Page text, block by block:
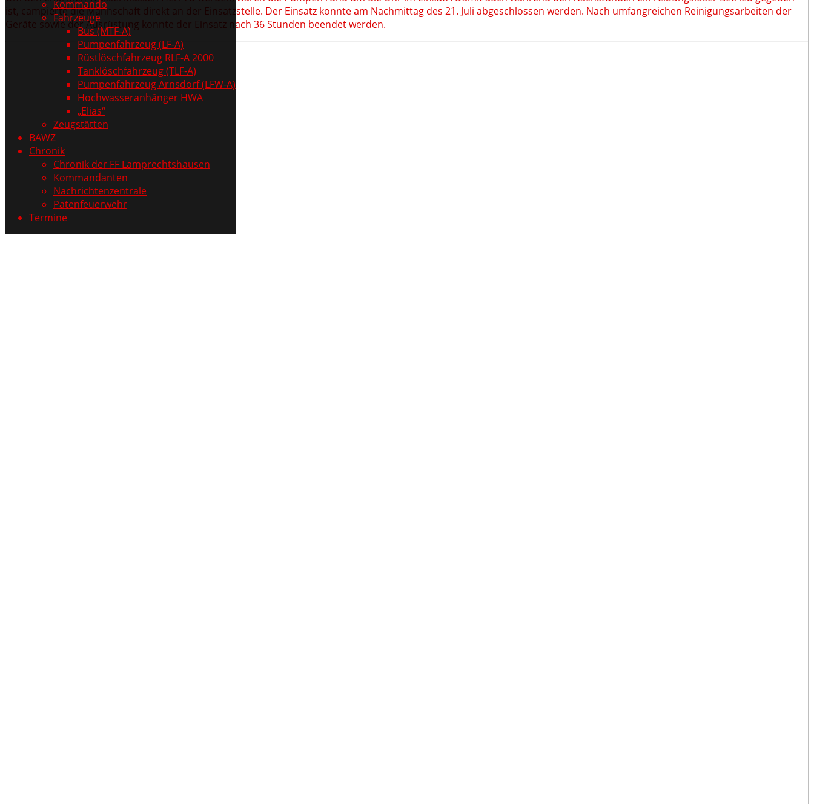
Kommando
Fahrzeuge
Bus (MTF-A)
Pumpenfahrzeug (LF-A)
Rüstlöschfahrzeug RLF-A 2000
Tanklöschfahrzeug (TLF-A)
Pumpenfahrzeug Arnsdorf (LFW-A)
Hochwasseranhänger HWA
„Elias“
Zeugstätten
BAWZ
Chronik
Chronik der FF Lamprechtshausen
Kommandanten
Nachrichtenzentrale
Patenfeuerwehr
Termine
ist, campierte die Mannschaft direkt an der Einsatzstelle. Der Einsatz konnte am Nachmittag des 21. Juli abgeschlossen werden. Nach umfangreichen Reinigungsarbeiten der
Geräte sowie der Ausrüstung konnte der Einsatz nach 36 Stunden beendet werden.